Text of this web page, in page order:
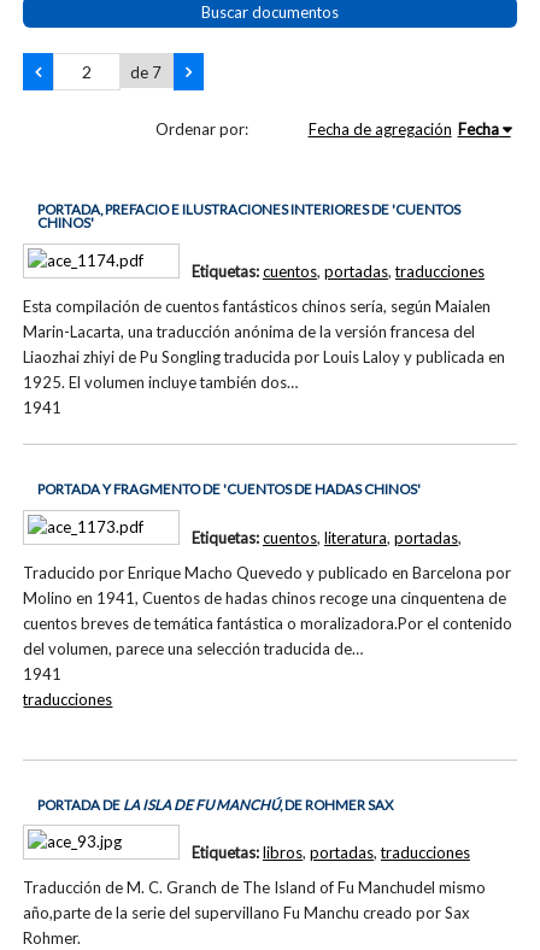
Buscar documentos
de 7
Ordenar por: Fecha de agregación Fecha
PORTADA, PREFACIO E ILUSTRACIONES INTERIORES DE 'CUENTOS
CHINOS'
Esta compilación de cuentos fantásticos chinos sería, según Maialen
Marin-Lacarta, una traducción anónima de la versión francesa del
Liaozhai zhiyi de Pu Songling traducida por Louis Laloy y publicada en
1925. El volumen incluye también dos…
1941
Etiquetas:cuentos, portadas,traducciones
PORTADA Y FRAGMENTO DE 'CUENTOS DE HADAS CHINOS'
Traducido por Enrique Macho Quevedo y publicado en Barcelona por
Molino en 1941, Cuentos de hadas chinos recoge una cinquentena de
cuentos breves de temática fantástica o moralizadora.Por el contenido
del volumen, parece una selección traducida de…
1941
Etiquetas:cuentos, literatura, portadas,
traducciones
PORTADA DELA ISLA DE FU MANCHÚ, DE ROHMER SAX
Traducción de M. C. Granch de The Island of Fu Manchudel mismo
año,parte de la serie del supervillano Fu Manchu creado por Sax
Rohmer.
Etiquetas:libros, portadas,traducciones